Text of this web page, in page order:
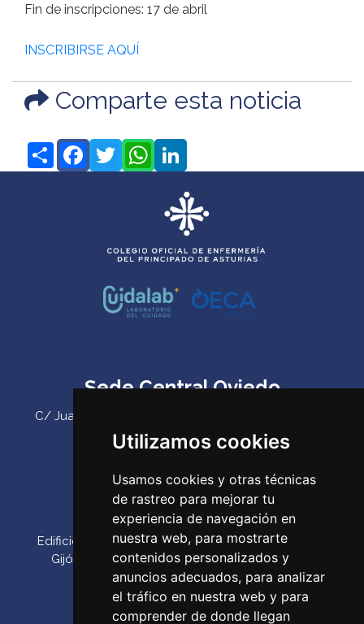
Utilizamos cookies
Usamos cookies y otras técnicas
de rastreo para mejorar tu
experiencia de navegación en
nuestra web, para mostrarte
contenidos personalizados y
anuncios adecuados, para analizar
el tráfico en nuestra web y para
comprender de donde llegan
Fin de inscripciones: 17 de abril
INSCRIBIRSE AQUÍ
Comparte esta noticia
ShareFacebook
TwitterWhatsApp
LinkedIn
Sede Central Oviedo
C/ Juan Antonio Álvarez Rabanal 7, bajo. C.P. 33011
(Oviedo) ‌
Email: codepa@codepa.es
Delegación Gijón
Edificio Impulsa, Oficina 6. Parque Tecnológico de
Gijón. Calle Los Prados, 166 C.P. 33203 (Gijón) ‌
Teléfono:985 23 25 52‌
Email:codepa@codepa.es